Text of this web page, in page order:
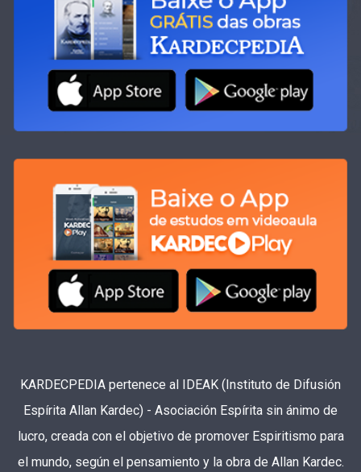
KARDECPEDIA pertenece al IDEAK (Instituto de Difusión
Espírita Allan Kardec) - Asociación Espírita sin ánimo de
lucro, creada con el objetivo de promover Espiritismo para
el mundo, según el pensamiento y la obra de Allan Kardec.